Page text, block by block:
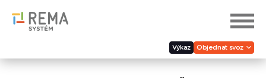
Výkaz Objednat svoz